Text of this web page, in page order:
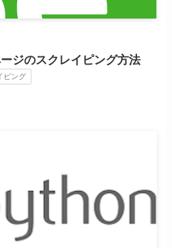
ジのスクレイピング方法
ピング